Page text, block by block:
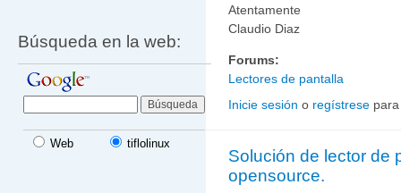
Búsqueda en la web:
Web tiflolinux
Atentamente
Claudio Diaz
Forums:
Lectores de pantalla
Inicie sesión o regístrese
Solución de lector de
opensource.